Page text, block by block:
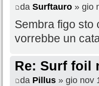
da Surftauro » gio
Sembra figo sto
vorrebbe un
Re: Surf foil
da Pillus » gio nov